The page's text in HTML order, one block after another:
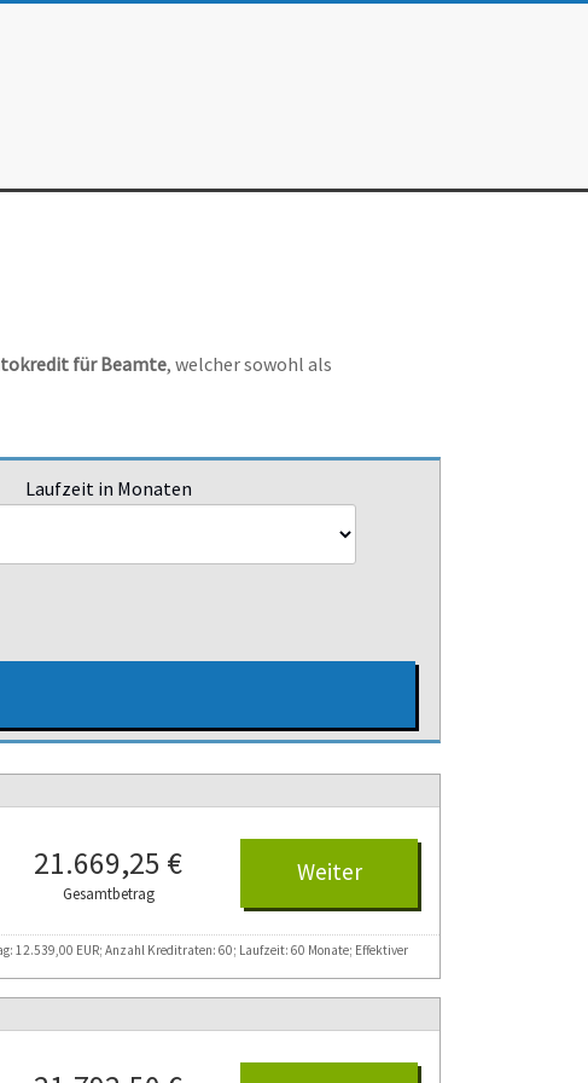
für Beamte, welcher sowohl als
Laufzeit in Monaten
21.669,25 €
Gesamtbetrag
Weiter
12.539,00 EUR; Anzahl Kreditraten: 60; Laufzeit: 60 Monate; Effektiver
nach §6a PAngV